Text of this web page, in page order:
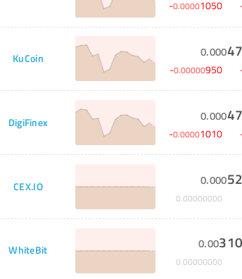
-0.00001050
KuCoin 0.000
-0.00000950
DigiFinex 0.000
-0.00001010
CEX.IO 0.000
0.00000000
WhiteBit 0.00
0.00000000